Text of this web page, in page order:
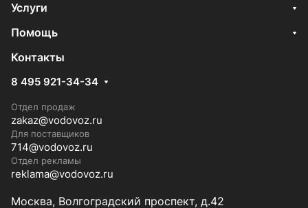
Услуги
Помощь
Контакты
8 495 921-34-34
Отдел продаж
zakaz@vodovoz.ru
Для поставщиков
714@vodovoz.ru
Отдел рекламы
reklama@vodovoz.ru
Москва, Волгоградский проспект, д.42